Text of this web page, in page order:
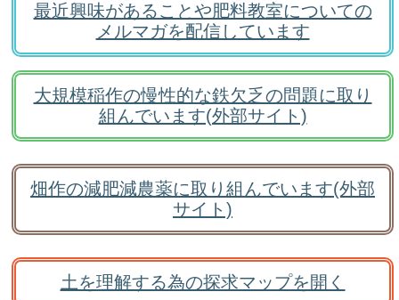
最近興味があることや肥料教室についての
メルマガを配信しています
大規模稲作の慢性的な鉄欠乏の問題に取り
組んでいます(外部サイト)
畑作の減肥減農薬に取り組んでいます(外部
サイト)
土を理解する為の探求マップを開く